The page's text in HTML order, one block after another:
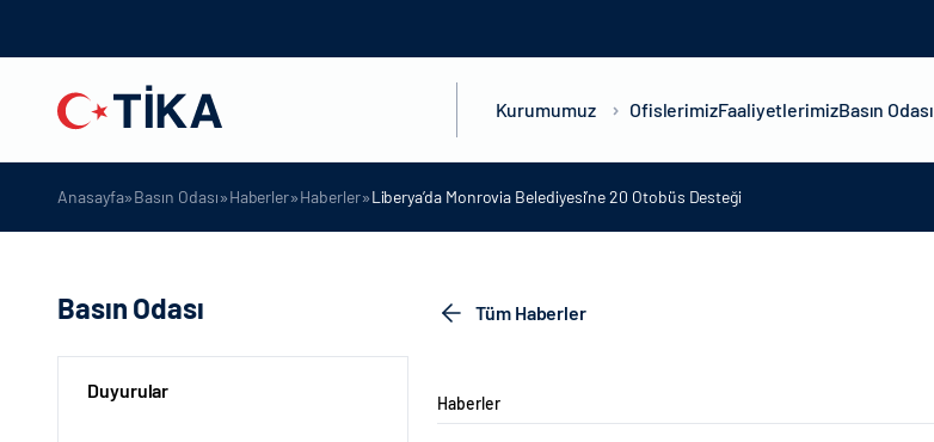
Kurumumuz OfislerimizFaaliyetlerimizBasın Odası
Anasayfa»Basın Odası»Haberler»Haberler»Liberya’da Monrovia Belediyesi’ne 20 Otobüs Desteği
Basın Odası
Duyurular
Tüm Haberler
Haberler